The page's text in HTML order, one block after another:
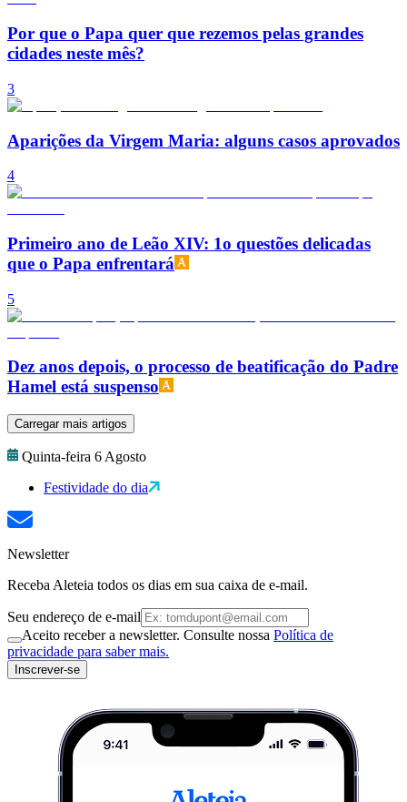
Por que o Papa quer que rezemos pelas grandes
cidades neste mês?
3
Aparições da Virgem Maria: alguns casos aprovados
4
Primeiro ano de Leão XIV: 1o questões delicadas
que o Papa enfrentará
5
Dez anos depois, o processo de beatificação do Padre
Hamel está suspenso
Carregar mais artigos
Quinta-feira 6 Agosto
Festividade do dia
Newsletter
Receba Aleteia todos os dias em sua caixa de e-mail.
Seu endereço de e-mail
Aceito receber a newsletter. Consulte nossa Política de
privacidade para saber mais.
Inscrever-se